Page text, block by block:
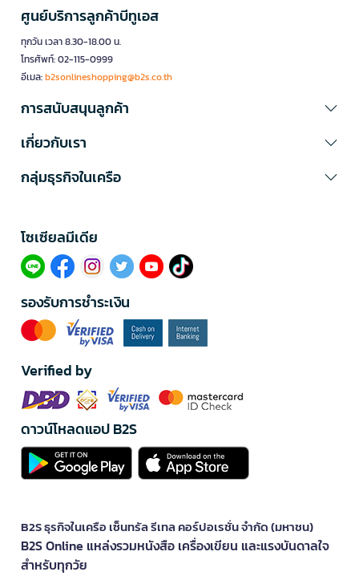
ศูนย์บริการลูกค้าบีทูเอส
ทุกวัน เวลา 8.30-18.00 น.
โทรศัพท์: 02-115-0999
อีเมล:b2sonlineshopping@b2s.co.th
การสนับสนุนลูกค้า
เกี่ยวกับเรา
กลุ่มธุรกิจในเครือ
โซเซียลมีเดีย​
รองรับการชำระเงิน
Verified by
ดาวน์โหลดแอป B2S
B2S ธุรกิจในเครือ เซ็นทรัล รีเทล คอร์ปอเรชั่น จำกัด (มหาชน)
B2S Online แหล่งรวมหนังสือ เครื่องเขียน และแรงบันดาลใจ
สำหรับทุกวัย